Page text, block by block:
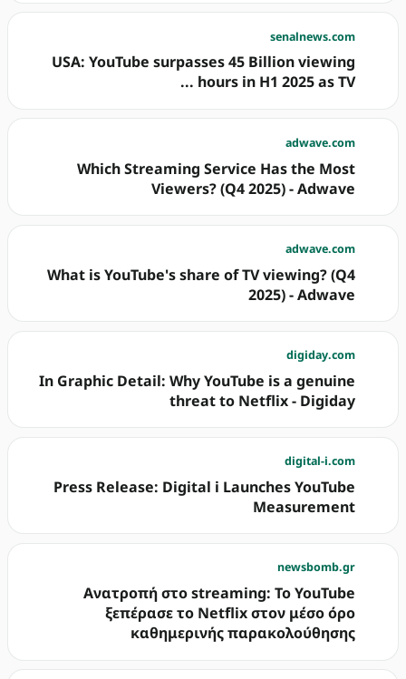
senalnews.com
USA: YouTube surpasses 45 Billion viewing
hours in H1 2025 as TV ...
adwave.com
Which Streaming Service Has the Most
Viewers? (Q4 2025) - Adwave
adwave.com
What is YouTube's share of TV viewing? (Q4
2025) - Adwave
digiday.com
In Graphic Detail: Why YouTube is a genuine
threat to Netflix - Digiday
digital-i.com
Press Release: Digital i Launches YouTube
Measurement
newsbomb.gr
Ανατροπή στο streaming: Το YouTube
ξεπέρασε το Netflix στον μέσο όρο
καθημερινής παρακολούθησης